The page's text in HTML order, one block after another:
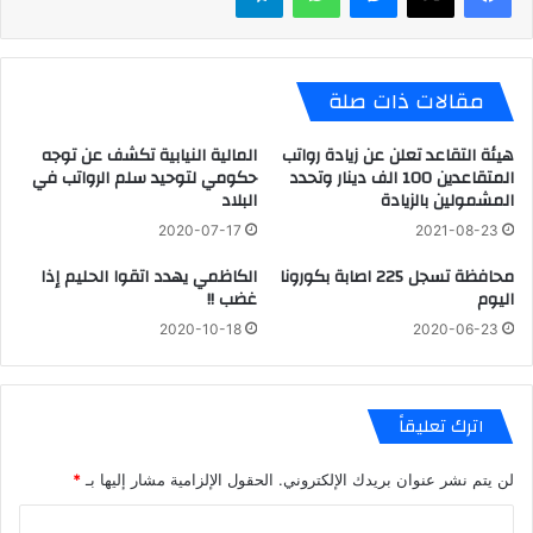
مقالات ذات صلة
هيئة التقاعد تعلن عن زيادة رواتب
المتقاعدين 100 الف دينار وتحدد
المشمولين بالزيادة
2021-08-23
المالية النيابية تكشف عن توجه
حكومي لتوحيد سلم الرواتب في
البلاد
2020-07-17
محافظة تسجل 225 اصابة بكورونا
اليوم
2020-06-23
الكاظمي يهدد اتقوا الحليم إذا
غضب !!
2020-10-18
اترك تعليقاً
لن يتم نشر عنوان بريدك الإلكتروني. الحقول الإلزامية مشار إليها بـ *